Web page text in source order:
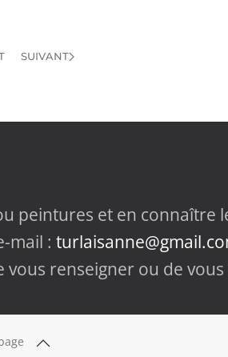
SUIVANT
peintures et en connaître
mail :
vous renseigner ou de